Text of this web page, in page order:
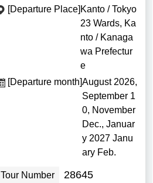
[Departure Place] Kanto / Tokyo
23 Wards, Ka
nto / Kanaga
wa Prefectur
e
[Departure month]August 2026,
September 1
0, November
Dec., Januar
y 2027 Janu
ary Feb.
Tour Number 28645